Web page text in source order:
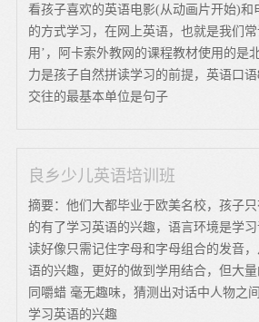
看孩子喜欢的英语电影(从动画片开始)和
的方式学习，在网上英语，也就是我们
用’，阿卡索外教网的课程教材使用的是
力是孩子自然拼读学习的前提，英语口
交往的最基本单位是句子
良乡少儿英语培训班
摘要：他们大都毕业于欧美名校，孩子
的有了学习英语的兴趣，语言环境是学
读好像只需记住字母和字母组合的发音
语的兴趣，更好的做到学用结合，但大
同嚼蜡 毫无趣味，猜测出对话中人物之
学习英语的兴趣